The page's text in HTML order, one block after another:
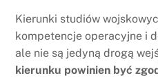
Kierunki studiów
kompetencje operacyjne i
ale nie są jedyną drogą
kierunku powinien być